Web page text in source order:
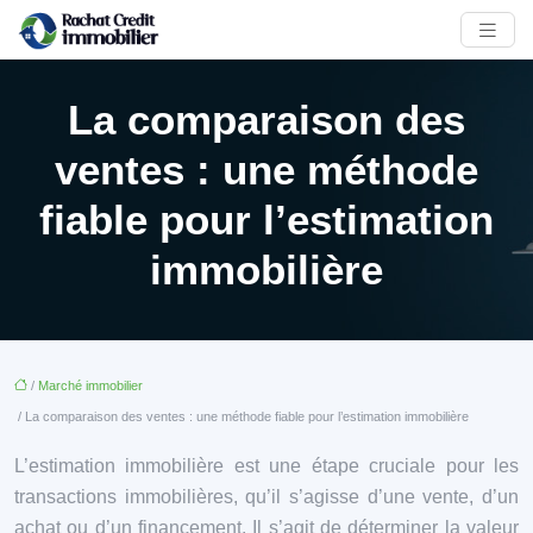
La comparaison des
ventes : une méthode
fiable pour l’estimation
immobilière
/ Marché immobilier
/ La comparaison des ventes : une méthode fiable pour l’estimation immobilière
L’estimation immobilière est une étape cruciale pour les
transactions immobilières, qu’il s’agisse d’une vente, d’un
achat ou d’un financement. Il s’agit de déterminer la valeur